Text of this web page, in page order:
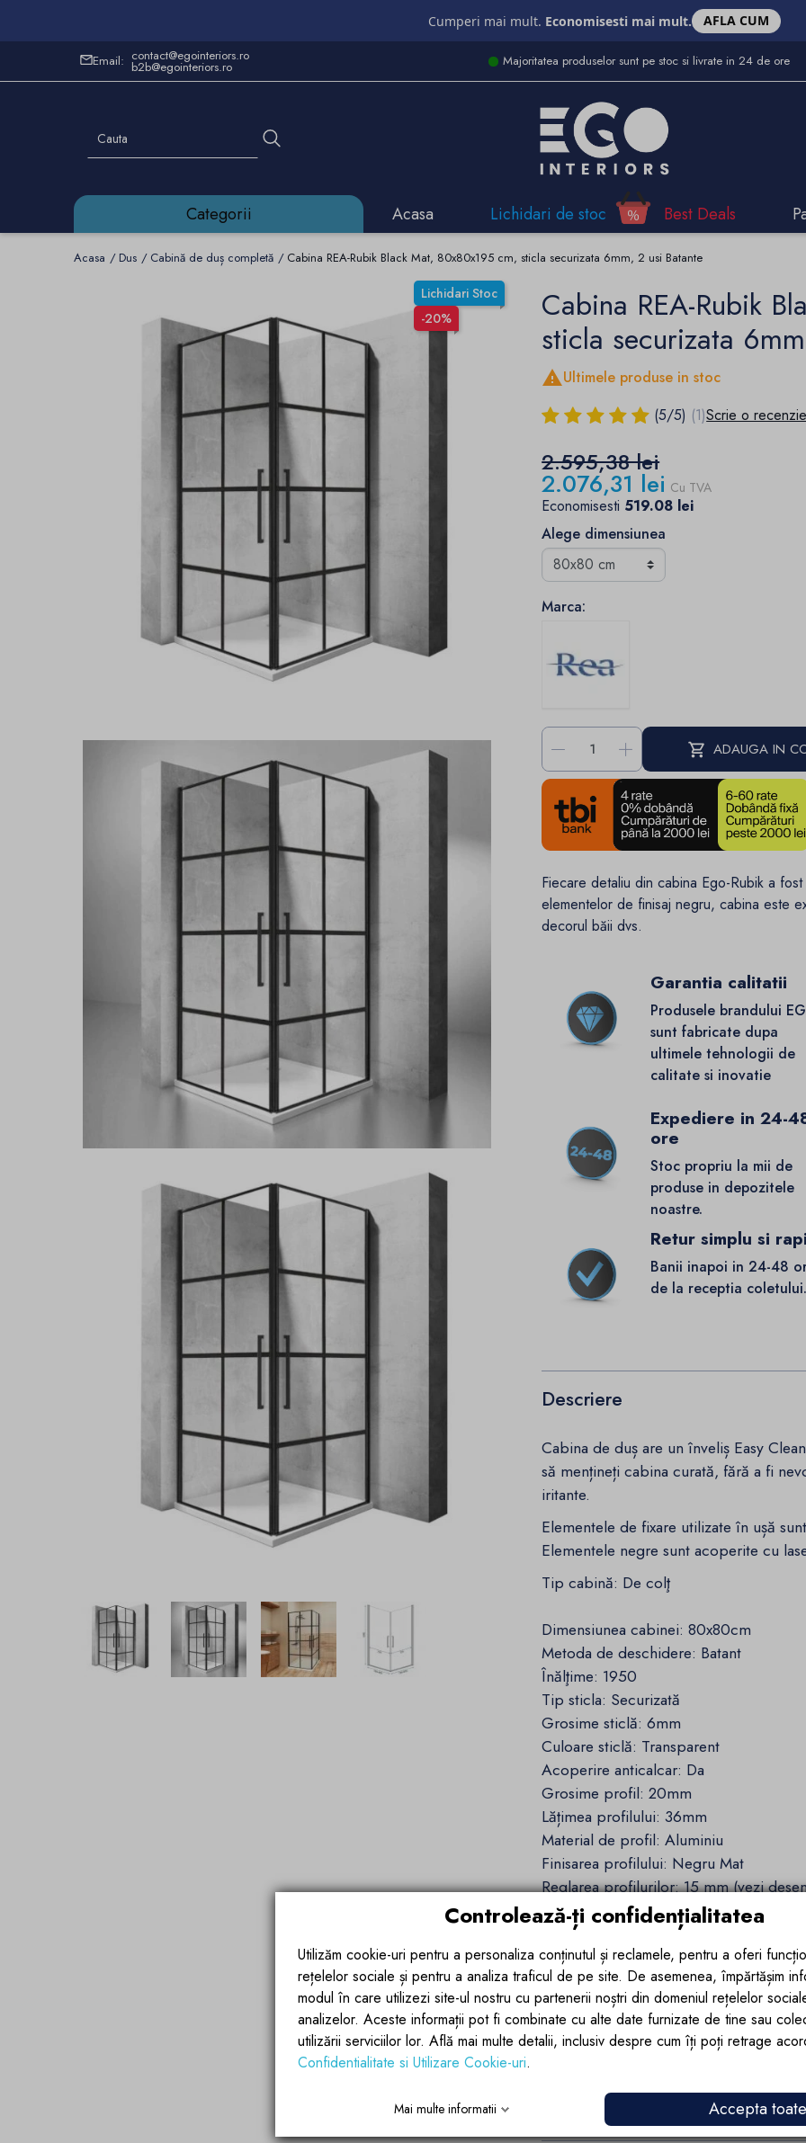
Cumperi mai mult. Economisesti mai mult. AFLA CUM
Email: contact@egointeriors.ro
b2b@egointeriors.ro Majoritatea produselor sunt pe stoc si livrate in 24 de ore
Categorii Acasa Lichidari de stoc Best Deals
Acasa Dus Cabină de duș completă Cabina REA-Rubik Black Mat, 80x80x195 cm, sticla securizata 6mm, 2 usi Batante
Lichidari Stoc
-20%
Cabina REA-Rubik
sticla securizata
Ultimele produse in stoc
(5/5) (1)Scrie o recenzie
2.595,38 lei
2.076,31 lei Cu TVA
Economisesti 519.08 lei
Alege dimensiunea
Marca:
- + ADAUGA IN
Fiecare detaliu din cabina Ego-Rubik a
elementelor de finisaj negru, cabina este
decorul băii dvs.
Garantia calitatii
Produsele brandului
sunt fabricate dupa
ultimele tehnologii de
calitate si inovatie
Expediere in 24-
ore
Stoc propriu la mii de
produse in depozitele
noastre.
Retur simplu si
Banii inapoi in 24-48
de la receptia coletului.
Descriere
Cabina de duș are un înveliș Easy
să mențineți cabina curată, fără a fi
iritante.
Elementele de fixare utilizate în ușă
Elementele negre sunt acoperite cu
Tip cabină: De colţ
Dimensiunea cabinei: 80x80cm
Metoda de deschidere: Batant
Înălţime: 1950
Tip sticla: Securizată
Grosime sticlă: 6mm
Culoare sticlă: Transparent
Acoperire anticalcar: Da
Grosime profil: 20mm
Lățimea profilului: 36mm
Material de profil: Aluminiu
Finisarea profilului: Negru Mat
Reglarea profilurilor: 15 mm (vezi
Înălțimea benzii de prag: 10mm
Material mâner: Alamă
Set de garnituri inclus: Da
Poate fi instalat fără tavă de duș: Da
Direcția cabinei: Universal
Instructiuni montaj Cabina dus
Controlează-ți confidențialitatea
Utilizăm cookie-uri pentru a personaliza conținutul și reclamele, pentru a oferi
rețelelor sociale și pentru a analiza traficul de pe site. De asemenea, împărtășim
modul în care utilizezi site-ul nostru cu partenerii noștri din domeniul rețelelor
analizelor. Aceste informații pot fi combinate cu alte date furnizate de tine sau
utilizării serviciilor lor. Află mai multe detalii, inclusiv despre cum îți poți retrage
Confidentialitate si Utilizare Cookie-uri.
Mai multe informatii Accepta toate